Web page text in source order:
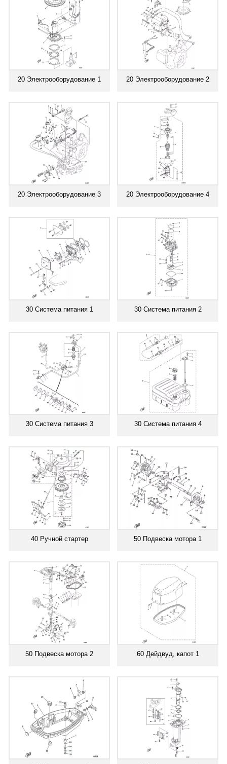
20 Электрооборудование 1 20 Электрооборудование 2
20 Электрооборудование 3 20 Электрооборудование 4
30 Система питания 1 30 Система питания 2
30 Система питания 3 30 Система питания 4
40 Ручной стартер 50 Подвеска мотора 1
50 Подвеска мотора 2 60 Дейдвуд, капот 1